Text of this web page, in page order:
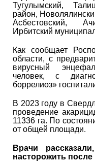
Тугулымский,
район,
Асбестовский,
Ирбитский
Как сообщает
области, с
вирусный
человек, с
боррелиоз»
В 2023 году в
проведение
11336 га. По
от общей площади.
Врачи
насторожить